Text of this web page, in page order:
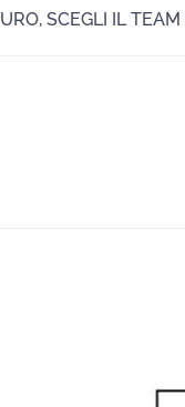
SCEGLI IL TEAM